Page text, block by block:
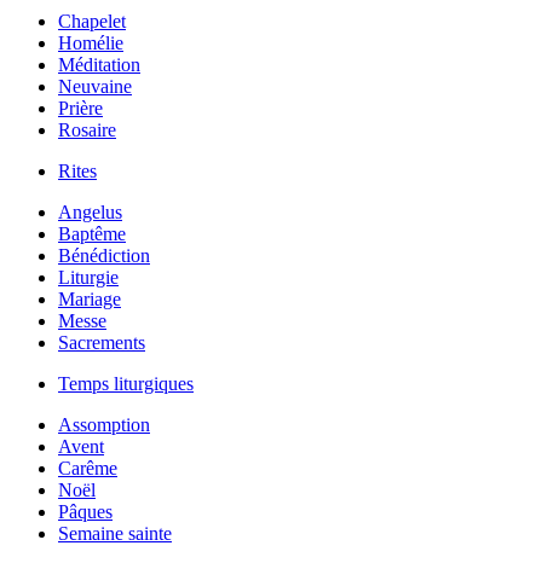
Chapelet
Homélie
Méditation
Neuvaine
Prière
Rosaire
Rites
Angelus
Baptême
Bénédiction
Liturgie
Mariage
Messe
Sacrements
Temps liturgiques
Assomption
Avent
Carême
Noël
Pâques
Semaine sainte